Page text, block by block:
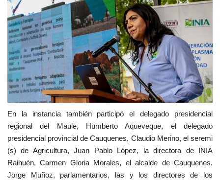
En la instancia también participó el delegado presidencial
regional del Maule, Humberto Aqueveque, el delegado
presidencial provincial de Cauquenes, Claudio Merino, el seremi
(s) de Agricultura, Juan Pablo López, la directora de INIA
Raihuén, Carmen Gloria Morales, el alcalde de Cauquenes,
Jorge Muñoz, parlamentarios, las y los directores de los